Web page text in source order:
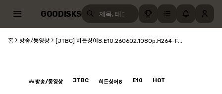
GOODISKS
홈 방송/동영상 [JTBC] 히든싱어8.E10.260602.1080p.H264-F...
방송/동영상 JTBC 히든싱어8 E10 HOT